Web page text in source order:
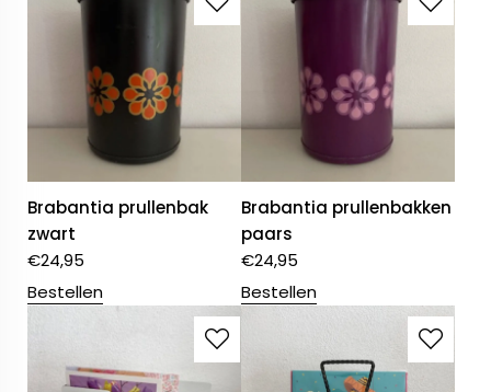
Brabantia prullenbak
zwart
€24,95
Bestellen
Brabantia prullenbakken
paars
€24,95
Bestellen